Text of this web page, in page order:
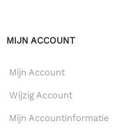
MIJN ACCOUNT
Mijn Account
Wijzig Account
Mijn Accountinformatie